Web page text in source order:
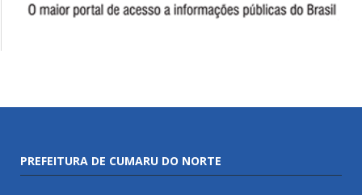
PREFEITURA DE CUMARU DO NORTE